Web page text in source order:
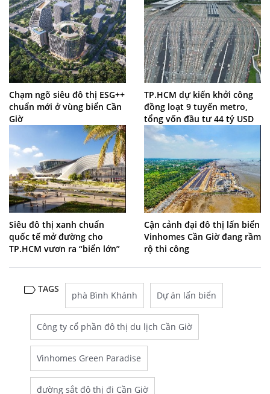
Chạm ngõ siêu đô thị ESG++
chuẩn mới ở vùng biển Cần
Giờ
TP.HCM dự kiến khởi công
đồng loạt 9 tuyến metro,
tổng vốn đầu tư 44 tỷ USD
Siêu đô thị xanh chuẩn
quốc tế mở đường cho
TP.HCM vươn ra “biển lớn”
Cận cảnh đại đô thị lấn biển
Vinhomes Cần Giờ đang rầm
rộ thi công
TAGS
phà Bình Khánh Dự án lấn biển
Công ty cổ phần đô thị du lịch Cần Giờ
Vinhomes Green Paradise
đường sắt đô thị đi Cần Giờ